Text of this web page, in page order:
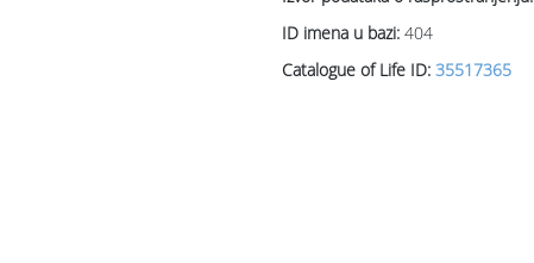
ID imena u bazi: 404
Catalogue of Life ID: 35517365